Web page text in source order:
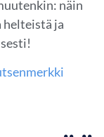
näin
ja